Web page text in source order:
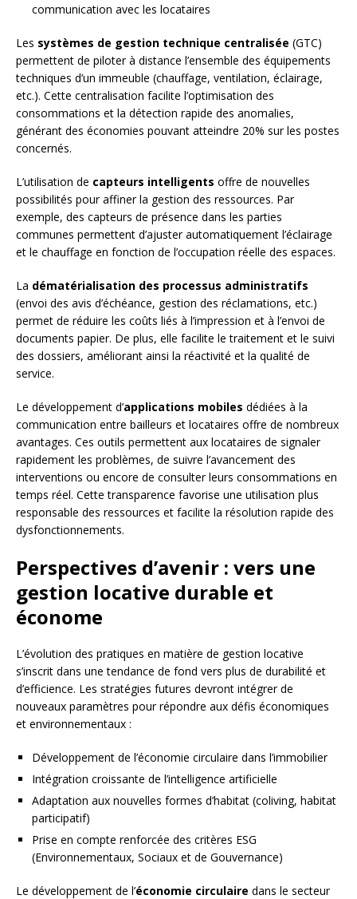
communication avec les locataires
Les systèmes de gestion technique centralisée (GTC)
permettent de piloter à distance l’ensemble des équipements
techniques d’un immeuble (chauffage, ventilation, éclairage,
etc.). Cette centralisation facilite l’optimisation des
consommations et la détection rapide des anomalies,
générant des économies pouvant atteindre 20% sur les postes
concernés.
L’utilisation de capteurs intelligents offre de nouvelles
possibilités pour affiner la gestion des ressources. Par
exemple, des capteurs de présence dans les parties
communes permettent d’ajuster automatiquement l’éclairage
et le chauffage en fonction de l’occupation réelle des espaces.
La dématérialisation des processus administratifs
(envoi des avis d’échéance, gestion des réclamations, etc.)
permet de réduire les coûts liés à l’impression et à l’envoi de
documents papier. De plus, elle facilite le traitement et le suivi
des dossiers, améliorant ainsi la réactivité et la qualité de
service.
Le développement d’applications mobiles dédiées à la
communication entre bailleurs et locataires offre de nombreux
avantages. Ces outils permettent aux locataires de signaler
rapidement les problèmes, de suivre l’avancement des
interventions ou encore de consulter leurs consommations en
temps réel. Cette transparence favorise une utilisation plus
responsable des ressources et facilite la résolution rapide des
dysfonctionnements.
Perspectives d’avenir : vers une
gestion locative durable et
économe
L’évolution des pratiques en matière de gestion locative
s’inscrit dans une tendance de fond vers plus de durabilité et
d’efficience. Les stratégies futures devront intégrer de
nouveaux paramètres pour répondre aux défis économiques
et environnementaux :
Développement de l’économie circulaire dans l’immobilier
Intégration croissante de l’intelligence artificielle
Adaptation aux nouvelles formes d’habitat (coliving, habitat
participatif)
Prise en compte renforcée des critères ESG
(Environnementaux, Sociaux et de Gouvernance)
Le développement de l’économie circulaire dans le secteur